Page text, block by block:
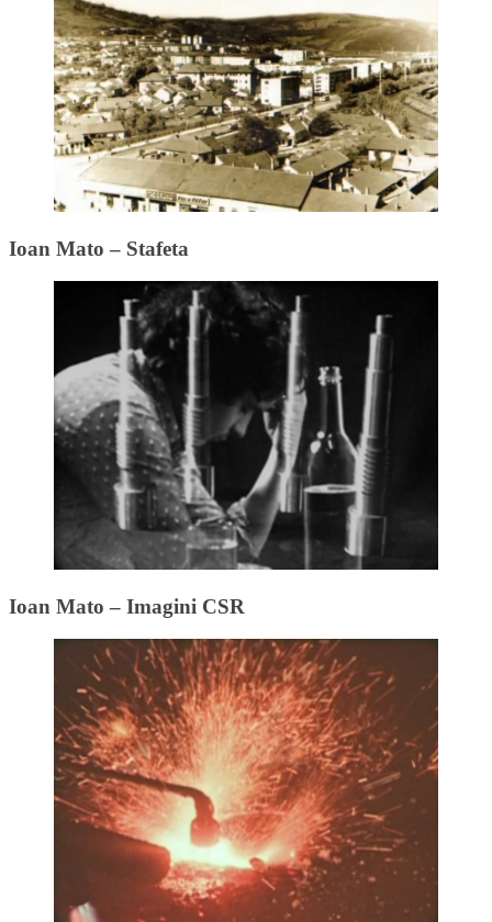
Ioan Mato – Stafeta
Ioan Mato – Imagini CSR